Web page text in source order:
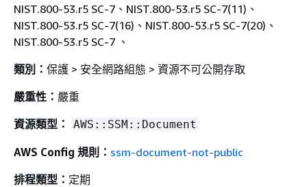
NIST.800-53.r5 SC-7、NIST.800-53.r5 SC-7(11)、
NIST.800-53.r5 SC-7(16)、NIST.800-53.r5 SC-7(20)、
NIST.800-53.r5 SC-7 、
類別： 保護 > 安全網路組態 > 資源不可公開存取
嚴重性： 嚴重
資源類型：
AWS::SSM::Document
AWS Config 規則： ssm-document-not-public
排程類型： 定期